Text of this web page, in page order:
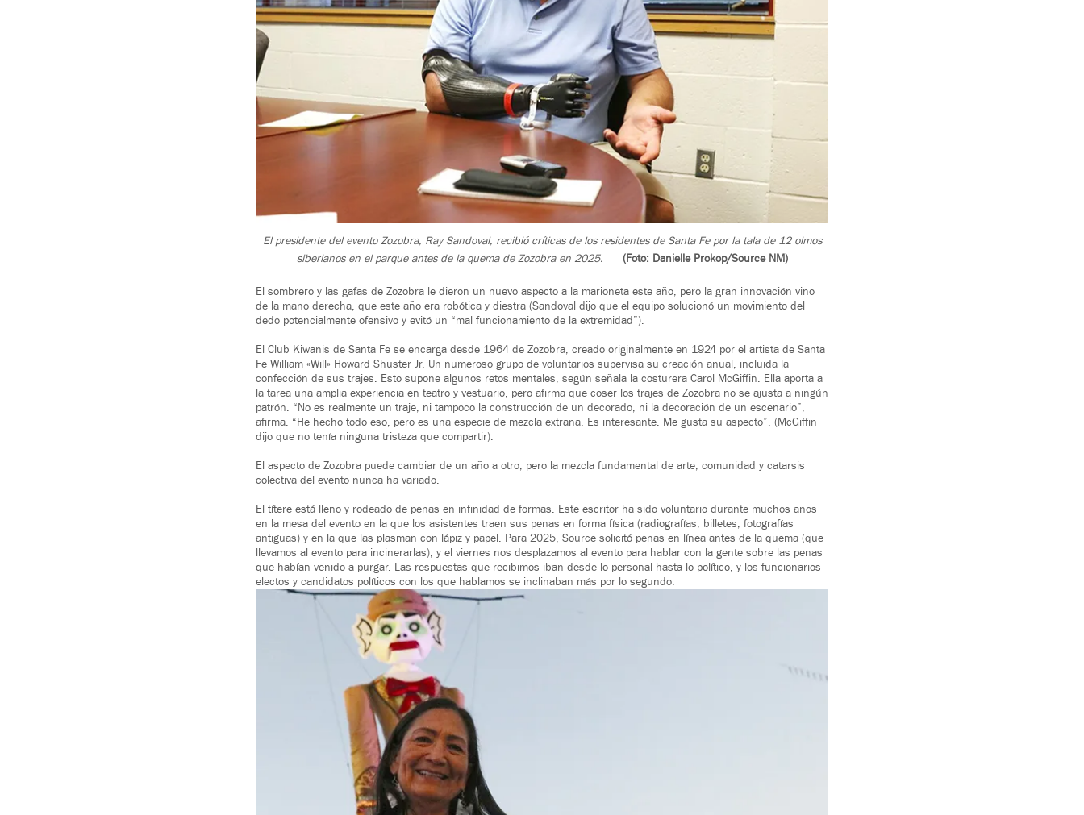
El presidente del evento Zozobra, Ray Sandoval, recibió críticas de los residentes de Santa Fe por la tala de 12 olmos
siberianos en el parque antes de la quema de Zozobra en 2025.
(Foto: Danielle Prokop/Source NM)
El sombrero y las gafas de Zozobra le dieron un nuevo aspecto a la marioneta este año, pero la gran innovación vino
de la mano derecha, que este año era robótica y diestra (Sandoval dijo que el equipo solucionó un movimiento del
dedo potencialmente ofensivo y evitó un “mal funcionamiento de la extremidad”).
El Club Kiwanis de Santa Fe se encarga desde 1964 de Zozobra, creado originalmente en 1924 por el artista de Santa
Fe William «Will» Howard Shuster Jr. Un numeroso grupo de voluntarios supervisa su creación anual, incluida la
confección de sus trajes. Esto supone algunos retos mentales, según señala la costurera Carol McGiffin. Ella aporta a
la tarea una amplia experiencia en teatro y vestuario, pero afirma que coser los trajes de Zozobra no se ajusta a ningún
patrón. “No es realmente un traje, ni tampoco la construcción de un decorado, ni la decoración de un escenario”,
afirma. “He hecho todo eso, pero es una especie de mezcla extraña. Es interesante. Me gusta su aspecto”. (McGiffin
dijo que no tenía ninguna tristeza que compartir).
El aspecto de Zozobra puede cambiar de un año a otro, pero la mezcla fundamental de arte, comunidad y catarsis
colectiva del evento nunca ha variado.
El títere está lleno y rodeado de penas en infinidad de formas. Este escritor ha sido voluntario durante muchos años
en la mesa del evento en la que los asistentes traen sus penas en forma física (radiografías, billetes, fotografías
antiguas) y en la que las plasman con lápiz y papel. Para 2025, Source solicitó penas en línea antes de la quema (que
llevamos al evento para incinerarlas), y el viernes nos desplazamos al evento para hablar con la gente sobre las penas
que habían venido a purgar. Las respuestas que recibimos iban desde lo personal hasta lo político, y los funcionarios
electos y candidatos políticos con los que hablamos se inclinaban más por lo segundo.